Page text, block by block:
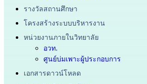
รางวัลสถานศึกษา
โครงสร้างระบบบริหารงาน
หน่วยงานภายในวิทยาลัย
อวท.
ศูนย์บ่มเพาะผู้ประกอบการ
เอกสารดาวน์โหลด